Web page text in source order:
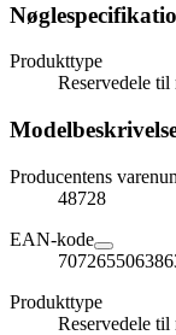
Produkttype
Reservedele
Producentens
48728
EAN-kode
Produkttype
Reservedele